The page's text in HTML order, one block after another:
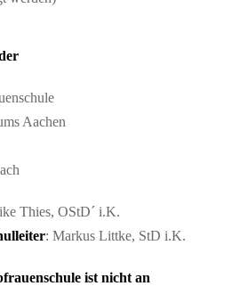
Aachen
Thies, OStD´ i.K.
: Markus Littke, StD i.K.
ist nicht an